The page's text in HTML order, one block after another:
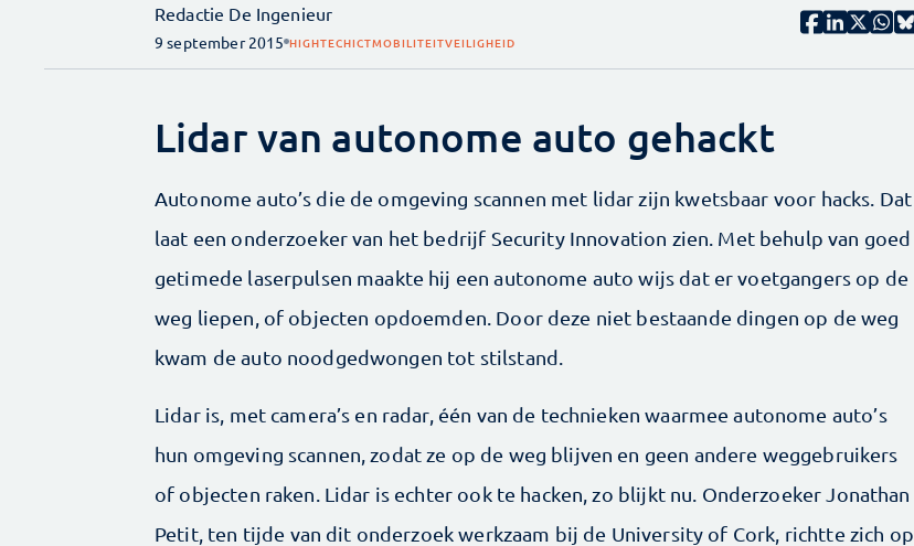
Redactie De Ingenieur
9 september 2015 HIGHTECHICTMOBILITEITVEILIGHEID
Lidar van autonome auto gehackt
Autonome auto’s die de omgeving scannen met lidar zijn kwetsbaar voor hacks. Dat
laat een onderzoeker van het bedrijf Security Innovation zien. Met behulp van goed
getimede laserpulsen maakte hij een autonome auto wijs dat er voetgangers op de
weg liepen, of objecten opdoemden. Door deze niet bestaande dingen op de weg
kwam de auto noodgedwongen tot stilstand.
Lidar is, met camera’s en radar, één van de technieken waarmee autonome auto’s
hun omgeving scannen, zodat ze op de weg blijven en geen andere weggebruikers
of objecten raken. Lidar is echter ook te hacken, zo blijkt nu. Onderzoeker Jonathan
Petit, ten tijde van dit onderzoek werkzaam bij de University of Cork, richtte zich op